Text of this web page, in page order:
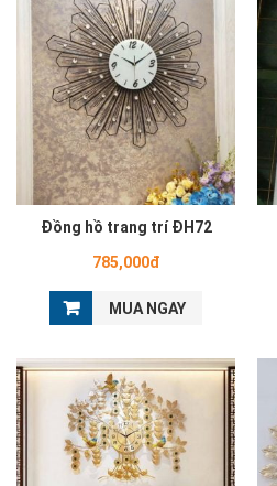
Đồng hồ trang trí ĐH72
785,000đ
MUA NGAY